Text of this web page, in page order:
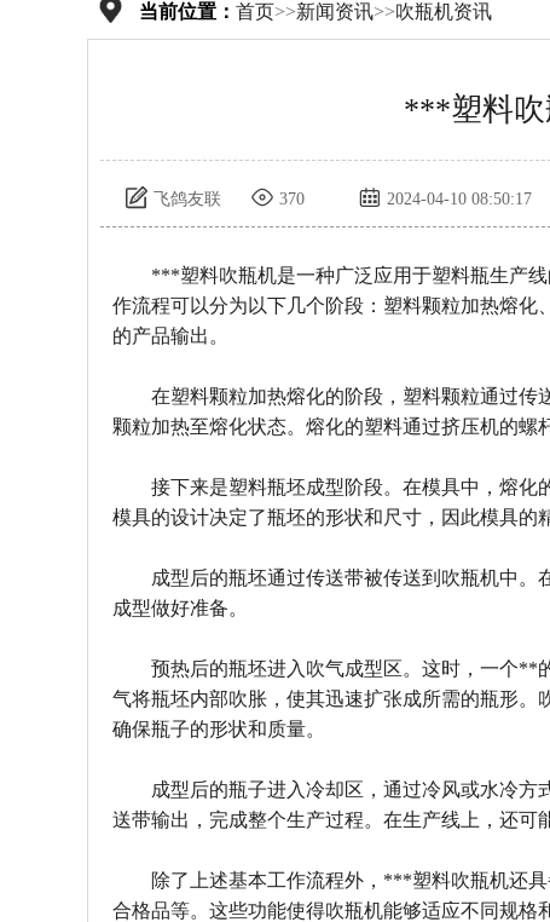
当前位置： 首页>>新闻资讯>>吹瓶机资讯
***塑料吹
飞鸽友联 370 2024-04-10 08:50:17
***塑料吹瓶机是一种广泛应用于塑料瓶生产
作流程可以分为以下几个阶段：塑料颗粒加热熔
的产品输出。
在塑料颗粒加热熔化的阶段，塑料颗粒通过
颗粒加热至熔化状态。熔化的塑料通过挤压机的螺
接下来是塑料瓶坯成型阶段。在模具中，熔化
模具的设计决定了瓶坯的形状和尺寸，因此模具的
成型后的瓶坯通过传送带被传送到吹瓶机中
成型做好准备。
预热后的瓶坯进入吹气成型区。这时，一个**
气将瓶坯内部吹胀，使其迅速扩张成所需的瓶形
确保瓶子的形状和质量。
成型后的瓶子进入冷却区，通过冷风或水冷
送带输出，完成整个生产过程。在生产线上，还可
除了上述基本工作流程外，***塑料吹瓶机还
合格品等。这些功能使得吹瓶机能够适应不同规格